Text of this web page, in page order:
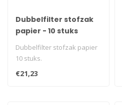
Dubbelfilter stofzak
papier - 10 stuks
Dubbelfilter stofzak papier
10 stuks.
€21,23